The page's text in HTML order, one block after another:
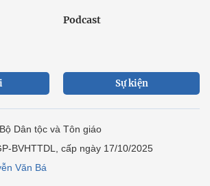
Podcast
Sự kiện
Dân tộc và Tôn giáo
BVHTTDL, cấp ngày 17/10/2025
Văn Bá